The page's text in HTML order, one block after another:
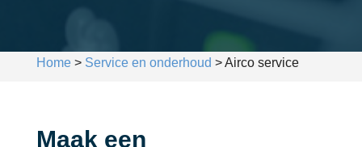
Home> Service en onderhoud >Airco service
Maak een